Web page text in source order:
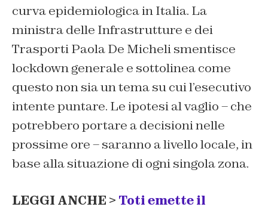
curva epidemiologica in Italia. La
ministra delle Infrastrutture e dei
Trasporti Paola De Micheli smentisce
lockdown generale e sottolinea come
questo non sia un tema su cui l’esecutivo
intente puntare. Le ipotesi al vaglio – che
potrebbero portare a decisioni nelle
prossime ore – saranno a livello locale, in
base alla situazione di ogni singola zona.
LEGGI ANCHE > Toti emette il